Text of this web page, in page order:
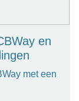
en
met een